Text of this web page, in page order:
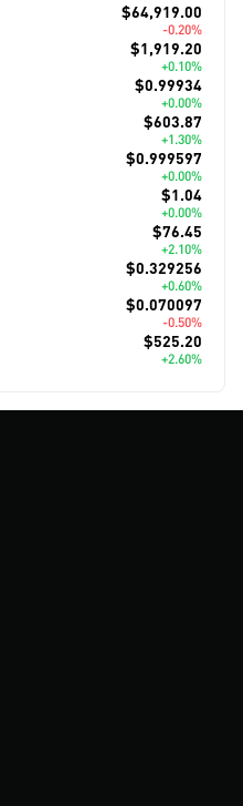
$64,919.00
-0.20%
$1,919.20
+0.10%
$0.99934
+0.00%
$603.87
+1.30%
$0.999597
+0.00%
$1.04
+0.00%
$76.45
+2.10%
$0.329256
+0.60%
$0.070097
-0.50%
$525.20
+2.60%